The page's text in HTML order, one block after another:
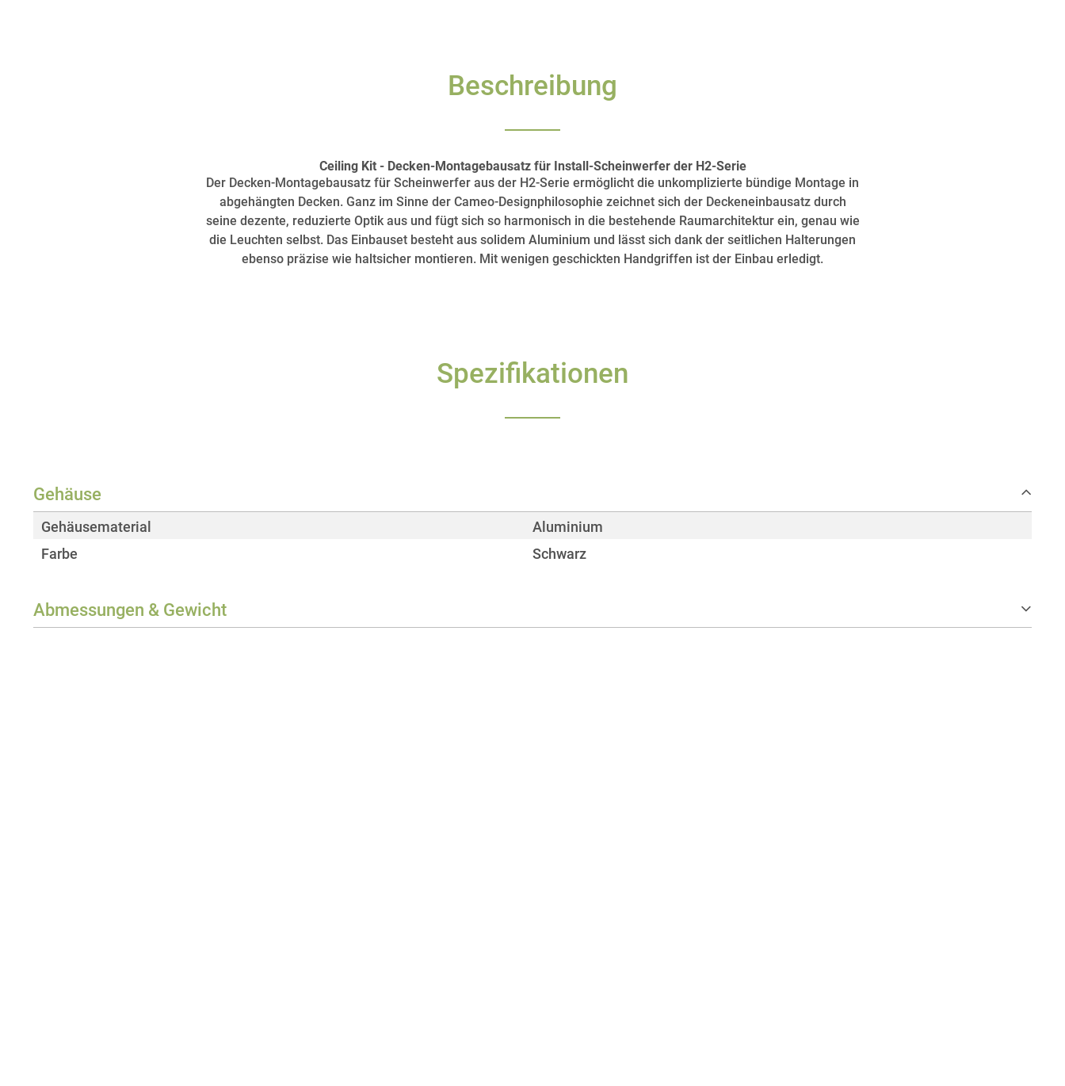
Beschreibung
Ceiling Kit - Decken-Montagebausatz für Install-Scheinwerfer der H2-Serie
Der Decken-Montagebausatz für Scheinwerfer aus der H2-Serie ermöglicht die unkomplizierte bündige Montage in
abgehängten Decken. Ganz im Sinne der Cameo-Designphilosophie zeichnet sich der Deckeneinbausatz durch
seine dezente, reduzierte Optik aus und fügt sich so harmonisch in die bestehende Raumarchitektur ein, genau wie
die Leuchten selbst. Das Einbauset besteht aus solidem Aluminium und lässt sich dank der seitlichen Halterungen
ebenso präzise wie haltsicher montieren. Mit wenigen geschickten Handgriffen ist der Einbau erledigt.
Spezifikationen
Gehäuse
Gehäusematerial
Aluminium
Farbe
Schwarz
Abmessungen & Gewicht